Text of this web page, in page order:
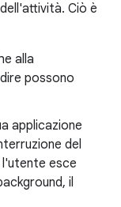
Ciò è
alla
possono
applicazione
del
esce
il